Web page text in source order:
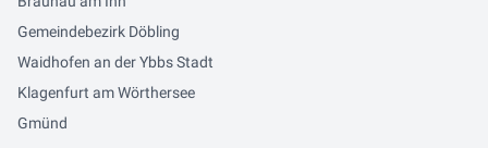
Gemeindebezirk Döbling
Waidhofen an der Ybbs Stadt
Klagenfurt am Wörthersee
Gmünd